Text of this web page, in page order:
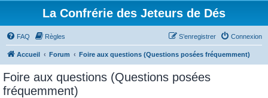
La Confrérie des Jeteurs de Dés
FAQ Règles Connexion
S’enregistrer
Accueil Forum Foire aux questions (Questions posées fréquemment)
Foire aux questions (Questions posées
fréquemment)